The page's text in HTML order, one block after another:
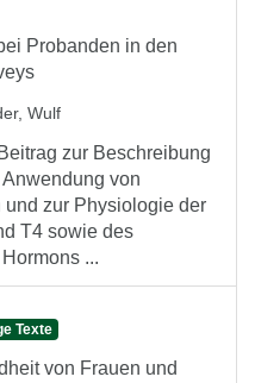
Probanden in den
Wulf
zur Beschreibung
von
zur Physiologie der
T4 sowie des
...
Texte
von Frauen und